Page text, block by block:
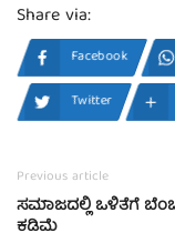
Share via:
Facebook
Twitter
Previous article
ಸಮಾಜದಲ್ಲಿ ಒಳಿತೆಗೆ
ಕಡಿಮೆ